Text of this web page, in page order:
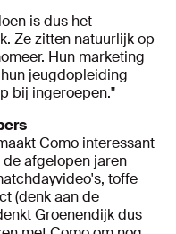
is dus het
Ze zitten natuurlijk op
Hun marketing
jeugdopleiding
bij ingeroepen."
Como interessant
afgelopen jaren
toffe
(denk aan de
Groenendijk dus